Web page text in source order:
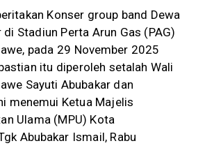
Konser group band Dewa
Stadiun Perta Arun Gas (PAG)
pada 29 November 2025
itu diperoleh setalah Wali
Sayuti Abubakar dan
menemui Ketua Majelis
Ulama (MPU) Kota
Abubakar Ismail, Rabu